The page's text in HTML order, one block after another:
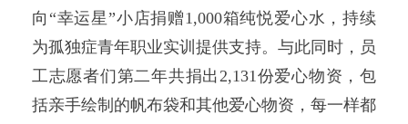
向“幸运星”小店捐赠1,000箱纯悦爱心水，持续
为孤独症青年职业实训提供支持。与此同时，员
工志愿者们第二年共捐出2,131份爱心物资，包
括亲手绘制的帆布袋和其他爱心物资，每一样都